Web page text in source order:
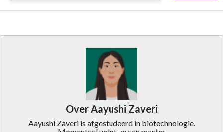
Over Aayushi Zaveri
Aayushi Zaveri is afgestudeerd in biotechnologie.